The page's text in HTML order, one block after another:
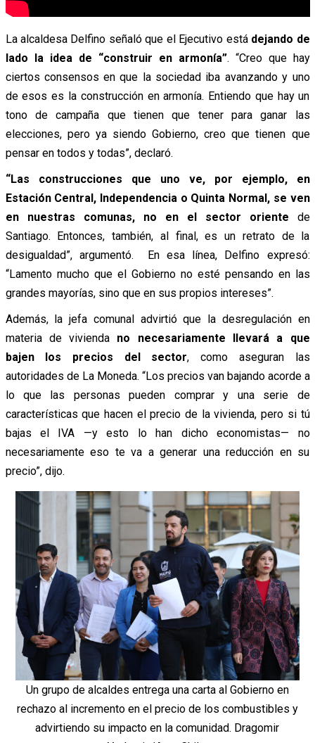
La alcaldesa Delfino señaló que el Ejecutivo está dejando de
lado la idea de “construir en armonía”. “Creo que hay
ciertos consensos en que la sociedad iba avanzando y uno
de esos es la construcción en armonía. Entiendo que hay un
tono de campaña que tienen que tener para ganar las
elecciones, pero ya siendo Gobierno, creo que tienen que
pensar en todos y todas”, declaró.
“Las construcciones que uno ve, por ejemplo, en
Estación Central, Independencia o Quinta Normal, se ven
en nuestras comunas, no en el sector oriente de
Santiago. Entonces, también, al final, es un retrato de la
desigualdad”, argumentó. En esa línea, Delfino expresó:
“Lamento mucho que el Gobierno no esté pensando en las
grandes mayorías, sino que en sus propios intereses”.
Además, la jefa comunal advirtióque la desregulación en
materia de vivienda no necesariamente llevará a que
bajen los precios del sector, como aseguran las
autoridades de La Moneda. “Los precios van bajando acorde a
lo que las personas pueden comprar y una serie de
características que hacen el precio de la vivienda, pero si tú
bajas el IVA —y esto lo han dicho economistas— no
necesariamente eso te va a generar una reducción en su
precio”, dijo.
Un grupo de alcaldes entrega una carta al Gobierno en
rechazo al incremento en el precio de los combustibles y
advirtiendo su impacto en la comunidad. Dragomir